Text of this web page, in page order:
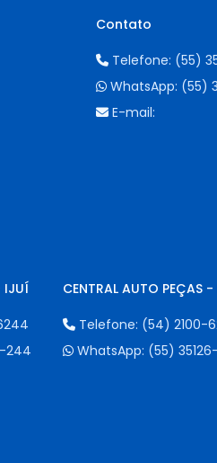
Contato
Telefone: (55)
WhatsApp: (55)
E-mail:
IJUÍ
244
CENTRAL AUTO PEÇAS -
Telefone: (54) 2100-
WhatsApp: (55)